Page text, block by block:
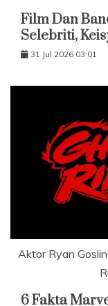
Film Dan
Selebriti,
31 Jul 2026 03:01
Aktor Ryan
6 Fakta